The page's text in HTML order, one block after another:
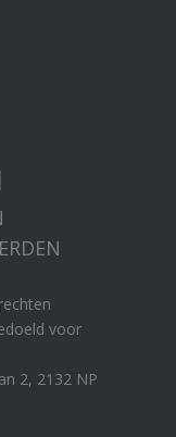
voor
2, 2132 NP